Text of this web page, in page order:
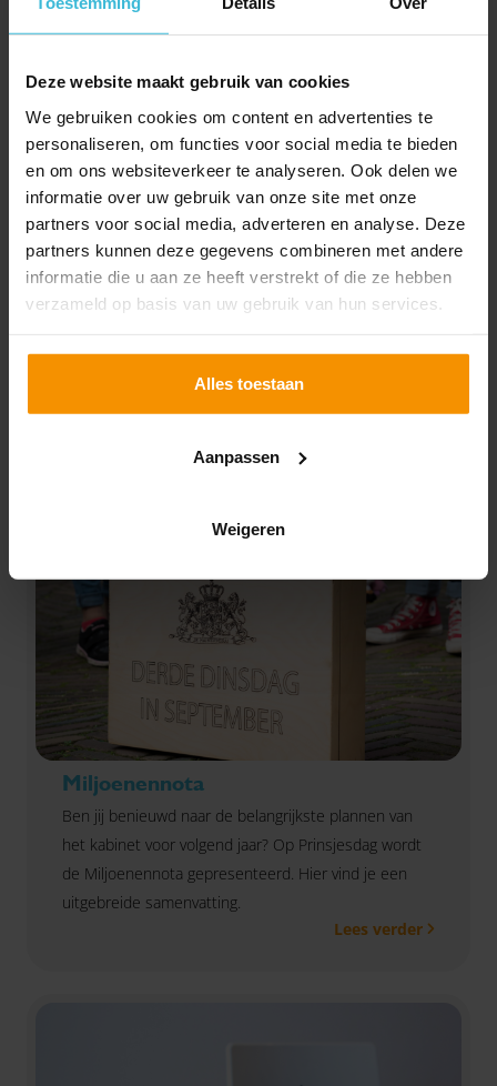
Deze website maakt gebruik van cookies
We gebruiken cookies om content en advertenties te
personaliseren, om functies voor social media te bieden
en om ons websiteverkeer te analyseren. Ook delen we
informatie over uw gebruik van onze site met onze
partners voor social media, adverteren en analyse. Deze
partners kunnen deze gegevens combineren met andere
informatie die u aan ze heeft verstrekt of die ze hebben
verzameld op basis van uw gebruik van hun services.
Alles toestaan
Aanpassen
Weigeren
Prinsjesdag 2021: top 10
22-09-2021
zijn de belangrijkste fiscale voorstellen? Wij zetten de
tien belangrijkste voor jou op een rij.
Miljoenennota
Ben jij benieuwd naar de belangrijkste plannen van
het kabinet voor volgend jaar? Op Prinsjesdag wordt
de Miljoenennota gepresenteerd. Hier vind je een
uitgebreide samenvatting.
Lees verder